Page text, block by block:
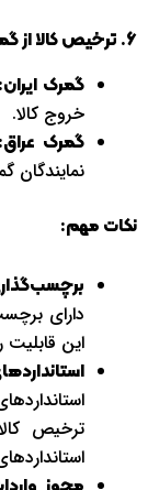
6. ترخیص کالا از گمرک:
گمرک ایران:
خروج کالا.
گمرک عراق:
نمایندگان
نکات مهم:
دارای
این
ترخیص